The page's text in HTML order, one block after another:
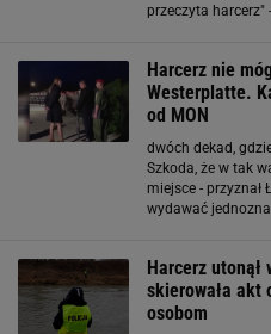
przeczyta harcerz"
- fizycznie blokuje
Harcerz nie
Westerplatte.
od MON
dwóch dekad,
Szkoda, że w tak
miejsce - przyznał
wydawać
Harcerz
skierowała akt
osobom